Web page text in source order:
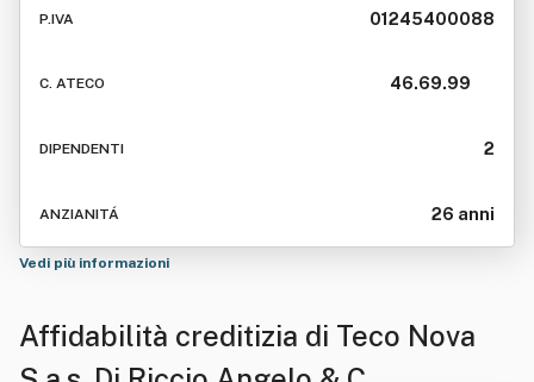
P.IVA 01245400088
C. ATECO 46.69.99
DIPENDENTI 2
ANZIANITÁ 26 anni
Vedi più informazioni
Affidabilità creditizia di Teco Nova